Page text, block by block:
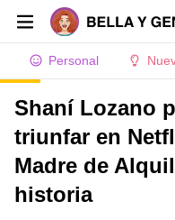
Personal
Shaní Lozano
triunfar en
Madre de
historia